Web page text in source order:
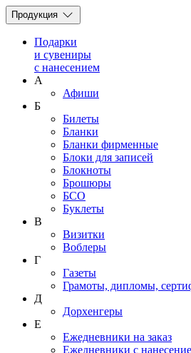
Продукция
Подарки
и сувениры
с нанесением
А
Афиши
Б
Билеты
Бланки
Бланки фирменные
Блоки для записей
Блокноты
Брошюры
БСО
Буклеты
В
Визитки
Воблеры
Г
Газеты
Грамоты, дипломы,
Д
Дорхенгеры
Е
Ежедневники на заказ
Ежедневники с